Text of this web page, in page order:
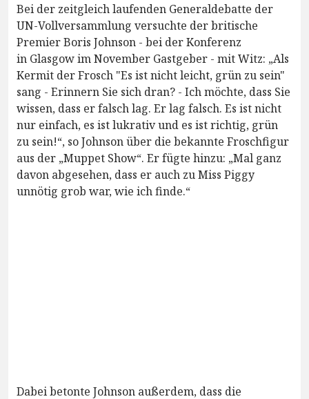
Bei der zeitgleich laufenden Generaldebatte der
UN-Vollversammlung versuchte der britische
Premier Boris Johnson - bei der Konferenz
in Glasgow im November Gastgeber - mit Witz: „Als
Kermit der Frosch "Es ist nicht leicht, grün zu sein"
sang - Erinnern Sie sich dran? - Ich möchte, dass Sie
wissen, dass er falsch lag. Er lag falsch. Es ist nicht
nur einfach, es ist lukrativ und es ist richtig, grün
zu sein!“, so Johnson über die bekannte Froschfigur
aus der „Muppet Show“. Er fügte hinzu: „Mal ganz
davon abgesehen, dass er auch zu Miss Piggy
unnötig grob war, wie ich finde.“
Dabei betonte Johnson außerdem, dass die